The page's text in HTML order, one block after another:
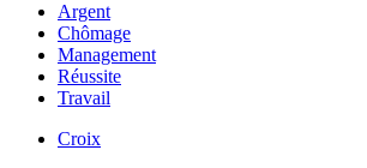
Argent
Chômage
Management
Réussite
Travail
Croix